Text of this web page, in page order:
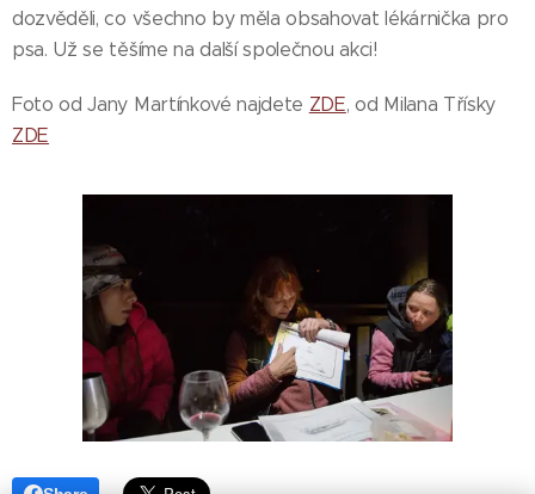
dozvěděli, co všechno by měla obsahovat lékárnička pro
psa. Už se těšíme na další společnou akci!
Foto od Jany Martínkové najdete ZDE, od Milana Třísky
ZDE